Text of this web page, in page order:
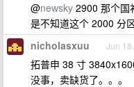
@newsky 2900 那个国
是不知道这个 2000 分
nicholasxuu Jun
拓普申 38 寸
没事，卖缺货了。。。